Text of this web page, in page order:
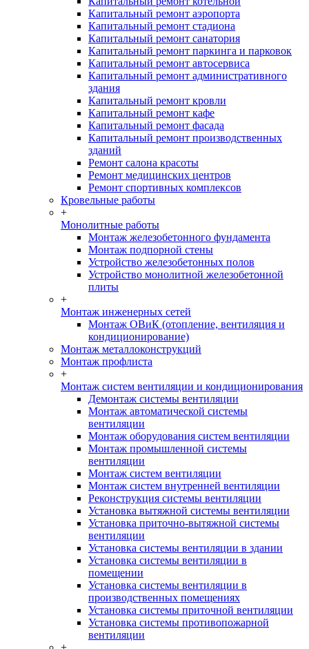
Капитальный ремонт аэропорта
Капитальный ремонт стадиона
Капитальный ремонт санатория
Капитальный ремонт паркинга и парковок
Капитальный ремонт автосервиса
Капитальный ремонт административного
здания
Капитальный ремонт кровли
Капитальный ремонт кафе
Капитальный ремонт фасада
Капитальный ремонт производственных
зданий
Ремонт салона красоты
Ремонт медицинских центров
Ремонт спортивных комплексов
Кровельные работы
+
Монолитные работы
Монтаж железобетонного фундамента
Монтаж подпорной стены
Устройство железобетонных полов
Устройство монолитной железобетонной
плиты
+
Монтаж инженерных сетей
Монтаж ОВиК (отопление, вентиляция и
кондиционирование)
Монтаж металлоконструкций
Монтаж профлиста
+
Монтаж систем вентиляции и кондиционирования
Демонтаж системы вентиляции
Монтаж автоматической системы
вентиляции
Монтаж оборудования систем вентиляции
Монтаж промышленной системы
вентиляции
Монтаж систем вентиляции
Монтаж систем внутренней вентиляции
Реконструкция системы вентиляции
Установка вытяжной системы вентиляции
Установка приточно-вытяжной системы
вентиляции
Установка системы вентиляции в здании
Установка системы вентиляции в
помещении
Установка системы вентиляции в
производственных помещениях
Установка системы приточной вентиляции
Установка системы противопожарной
вентиляции